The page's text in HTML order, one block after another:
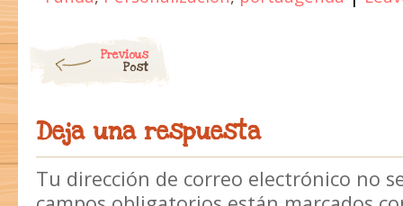
Previous
Post
Deja una respuesta
Tu dirección de correo electrónico no